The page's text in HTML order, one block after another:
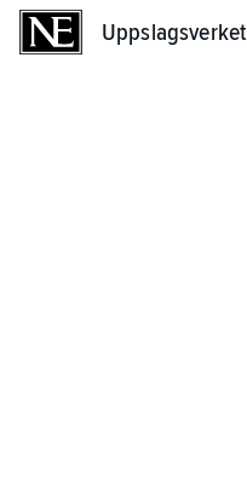
Uppslagsverket